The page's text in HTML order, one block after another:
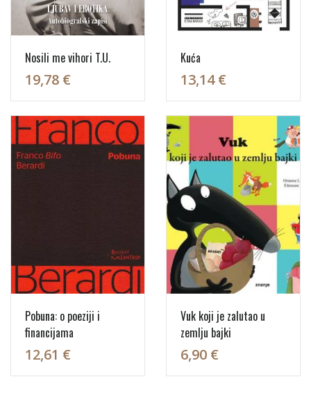
Nosili me vihori T.U.
19,78 €
Kuća
13,14 €
Pobuna: o poeziji i
financijama
12,61 €
Vuk koji je zalutao u
zemlju bajki
6,90 €